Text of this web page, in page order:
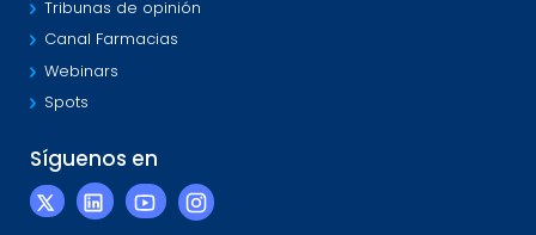
Tribunas de opinión
Canal Farmacias
Webinars
Spots
Síguenos en